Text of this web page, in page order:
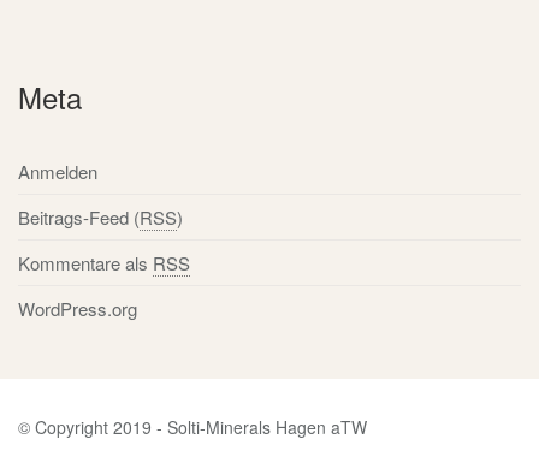
Meta
Anmelden
Beitrags-Feed (RSS)
Kommentare als RSS
WordPress.org
© Copyright 2019 - Solti-Minerals Hagen aTW